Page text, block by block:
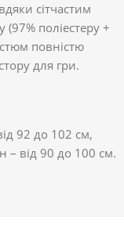
сітчастим
(97% поліестеру +
повністю
для гри.
92 до 102 см,
– від 90 до 100 см.